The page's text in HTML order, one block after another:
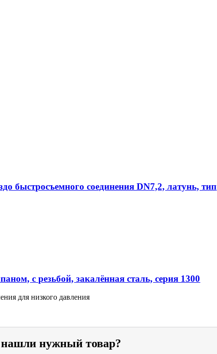
быстросъемного соединения DN7,2, латунь, тип
с резьбой, закалённая сталь, серия 1300
для низкого давления
нужный товар?